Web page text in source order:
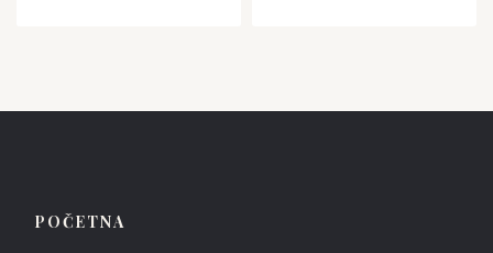
POČETNA